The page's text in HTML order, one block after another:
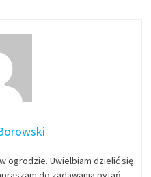
ogrodzie. Uwielbiam dzielić się